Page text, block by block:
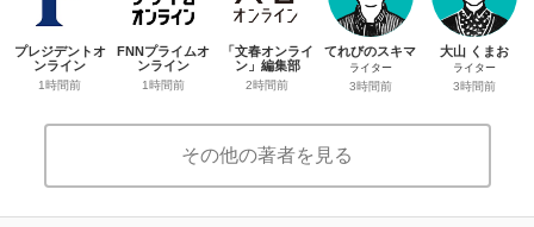
プレジデントオ
ンライン
1時間前
FNNプライムオ
ンライン
1時間前
「文春オンライ
ン」編集部
2時間前
てれびのスキマ
ライター
3時間前
大山 くまお
ライター
3時間前
その他の著者を見る